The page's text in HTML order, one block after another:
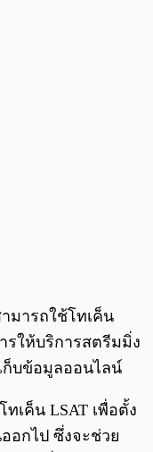
มารถใช้โทเค็น
รให้บริการสตรีมมิ่ง
บข้อมูลออนไลน์
เค็น LSAT เพื่อตั้ง
อกไป ซึ่งจะช่วย